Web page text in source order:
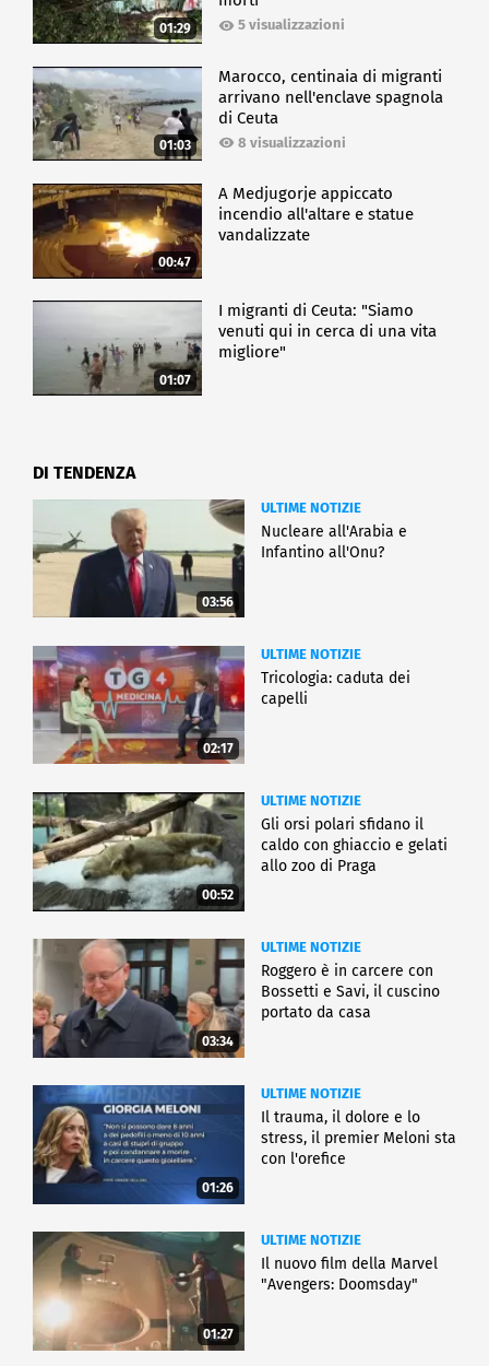
01:29 5 visualizzazioni
01:03
Marocco, centinaia di migranti
arrivano nell'enclave spagnola
di Ceuta
8 visualizzazioni
00:47
A Medjugorje appiccato
incendio all'altare e statue
vandalizzate
01:07
I migranti di Ceuta: "Siamo
venuti qui in cerca di una vita
migliore"
DI TENDENZA
03:56
ULTIME NOTIZIE
Nucleare all'Arabia e
Infantino all'Onu?
02:17
ULTIME NOTIZIE
Tricologia: caduta dei
capelli
00:52
ULTIME NOTIZIE
Gli orsi polari sfidano il
caldo con ghiaccio e gelati
allo zoo di Praga
03:34
ULTIME NOTIZIE
Roggero è in carcere con
Bossetti e Savi, il cuscino
portato da casa
01:26
ULTIME NOTIZIE
Il trauma, il dolore e lo
stress, il premier Meloni sta
con l'orefice
01:27
ULTIME NOTIZIE
Il nuovo film della Marvel
"Avengers: Doomsday"